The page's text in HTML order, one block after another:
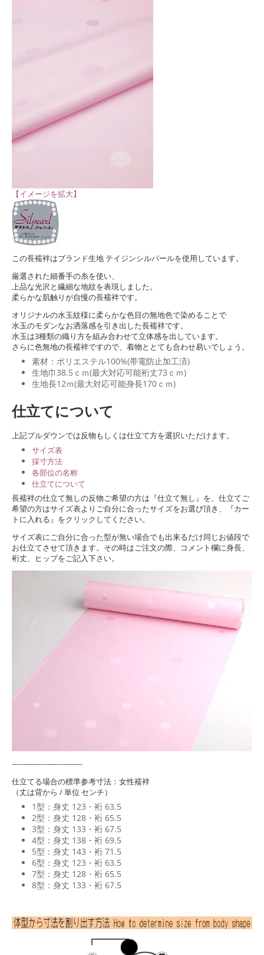
【イメージを拡大】
この長襦袢はブランド生地 テイジンシルパールを使用しています。
厳選された細番手の糸を使い、
上品な光沢と繊細な地紋を表現しました。
柔らかな肌触りが自慢の長襦袢です。
オリジナルの水玉紋様に柔らかな色目の無地色で染めることで
水玉のモダンなお洒落感を引き出した長襦袢です。
水玉は3種類の織り方を組み合わせて立体感を出しています。
さらに色無地の長襦袢ですので、着物ととても合わせ易いでしょう。
素材：ポリエステル100%(帯電防止加工済)
生地巾38.5ｃｍ(最大対応可能裄丈73ｃｍ)
生地長12ｍ(最大対応可能身長170ｃｍ)
仕立てについて
上記プルダウンでは反物もしくは仕立て方を選択いただけます。
サイズ表
採寸方法
各部位の名称
仕立てについて
長襦袢の仕立て無しの反物ご希望の方は『仕立て無し』を、仕立てご
希望の方はサイズ表よりご自分に合ったサイズをお選び頂き、『カー
トに入れる』をクリックしてください。
サイズ表にご自分に合った型が無い場合でも出来るだけ同じお値段で
お仕立てさせて頂きます。その時はご注文の際、コメント欄に身長、
裄丈、ヒップをご記入下さい。
------------------------------
仕立てる場合の標準参考寸法：女性襦袢
（丈は背から / 単位 センチ）
1型：身丈 123・裄 63.5
2型：身丈 128・裄 65.5
3型：身丈 133・裄 67.5
4型：身丈 138・裄 69.5
5型：身丈 143・裄 71.5
6型：身丈 123・裄 63.5
7型：身丈 128・裄 65.5
8型：身丈 133・裄 67.5